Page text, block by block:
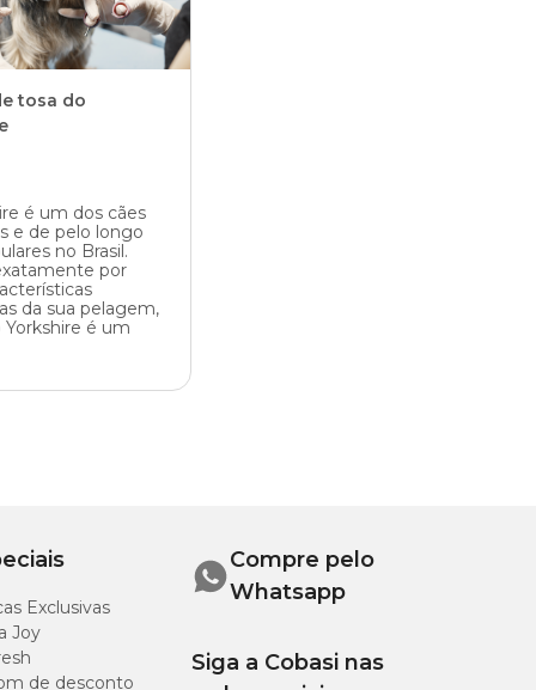
tosa do
é um dos cães
e de pelo longo
no Brasil.
por
da sua pelagem,
Yorkshire é um
Exclusivas
Joy
de desconto
Compre pelo
Whatsapp
Siga a Cobasi nas